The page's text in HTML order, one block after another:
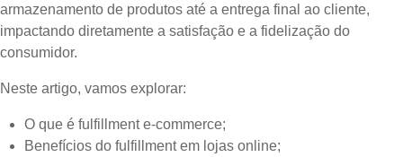
armazenamento de produtos até a entrega final ao cliente,
impactando diretamente a satisfação e a fidelização do
consumidor.
Neste artigo, vamos explorar:
O que é fulfillment e-commerce;
Benefícios do fulfillment em lojas online;